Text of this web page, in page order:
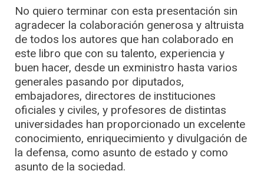
No quiero terminar con esta presentación sin
agradecer la colaboración generosa y altruista
de todos los autores que han colaborado en
este libro que con su talento, experiencia y
buen hacer, desde un exministro hasta varios
generales pasando por diputados,
embajadores, directores de instituciones
oficiales y civiles, y profesores de distintas
universidades han proporcionado un excelente
conocimiento, enriquecimiento y divulgación de
la defensa, como asunto de estado y como
asunto de la sociedad.